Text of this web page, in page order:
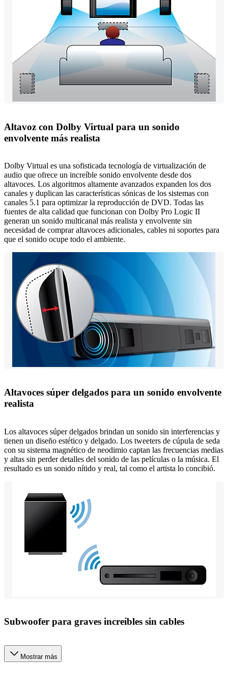
Altavoz con Dolby Virtual para un sonido
envolvente más realista
Dolby Virtual es una sofisticada tecnología de virtualización de
audio que ofrece un increíble sonido envolvente desde dos
altavoces. Los algoritmos altamente avanzados expanden los dos
canales y duplican las características sónicas de los sistemas con
canales 5.1 para optimizar la reproducción de DVD. Todas las
fuentes de alta calidad que funcionan con Dolby Pro Logic II
generan un sonido multicanal más realista y envolvente sin
necesidad de comprar altavoces adicionales, cables ni soportes para
que el sonido ocupe todo el ambiente.
Altavoces súper delgados para un sonido envolvente
realista
Los altavoces súper delgados brindan un sonido sin interferencias y
tienen un diseño estético y delgado. Los tweeters de cúpula de seda
con su sistema magnético de neodimio captan las frecuencias medias
y altas sin perder detalles del sonido de las películas o la música. El
resultado es un sonido nítido y real, tal como el artista lo concibió.
Subwoofer para graves increíbles sin cables
Mostrar más